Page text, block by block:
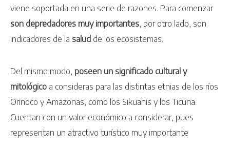
viene soportada en una serie de razones. Para comenzar
son depredadores muy importantes , por otro lado, son
indicadores de la salud de los ecosistemas.
Del mismo modo, poseen un significado cultural y
mitológico a consideras para las distintas etnias de los ríos
Orinoco y Amazonas, como los Sikuanis y los Ticuna.
Cuentan con un valor económico a considerar, pues
representan un atractivo turístico muy importante